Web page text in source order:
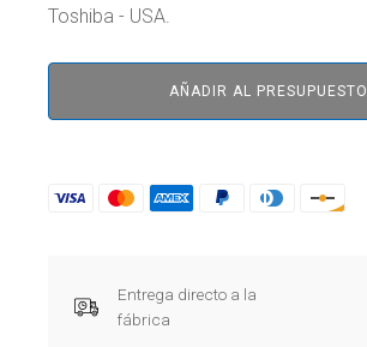
Toshiba - USA.
AÑADIR AL PRESUPUESTO
Entrega directo a la
fábrica